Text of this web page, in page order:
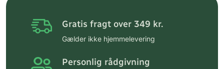
Gratis fragt over 349 kr.
Gælder ikke hjemmelevering
Personlig rådgivning